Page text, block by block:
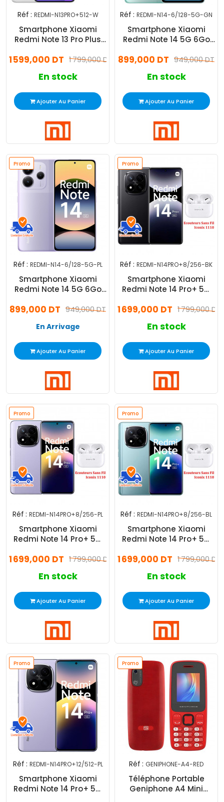
Réf : REDMI-N13PRO+512-W
Smartphone Xiaomi
Redmi Note 13 Pro Plus
1 799,000 DT
1 599,000 DT
En stock
Ajouter Au Panier
Réf : REDMI-N14-6/128-5G-GN
Smartphone Xiaomi
Redmi Note 14 5G 6Go
949,000 DT
899,000 DT
En stock
Ajouter Au Panier
Promo
Réf : REDMI-N14-6/128-5G-PL
Smartphone Xiaomi
Redmi Note 14 5G 6Go
949,000 DT
899,000 DT
En Arrivage
Ajouter Au Panier
Promo
Réf : REDMI-N14PRO+8/256-BK
Smartphone Xiaomi
Redmi Note 14 Pro+ 5G
1 799,000 DT
1 699,000 DT
En stock
Ajouter Au Panier
Promo
Réf : REDMI-N14PRO+8/256-PL
Smartphone Xiaomi
Redmi Note 14 Pro+ 5G
1 799,000 DT
1 699,000 DT
En stock
Ajouter Au Panier
Promo
Réf : REDMI-N14PRO+8/256-BL
Smartphone Xiaomi
Redmi Note 14 Pro+ 5G
1 799,000 DT
1 699,000 DT
En stock
Ajouter Au Panier
Promo
Réf : REDMI-N14PRO+12/512-PL
Smartphone Xiaomi
Redmi Note 14 Pro+ 5G
Promo
Réf : GENIPHONE-A4-RED
Téléphone Portable
Geniphone A4 Mini